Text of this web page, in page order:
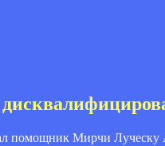
помощник Мирчи